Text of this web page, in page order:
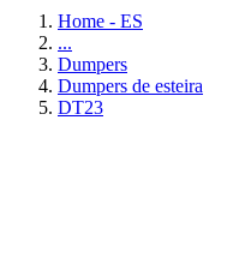
Home - ES
...
Dumpers
Dumpers de esteira
DT23